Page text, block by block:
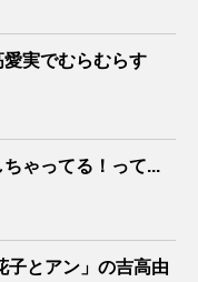
実でむらむらす
ゃってる！って...
子とアン」の吉高由